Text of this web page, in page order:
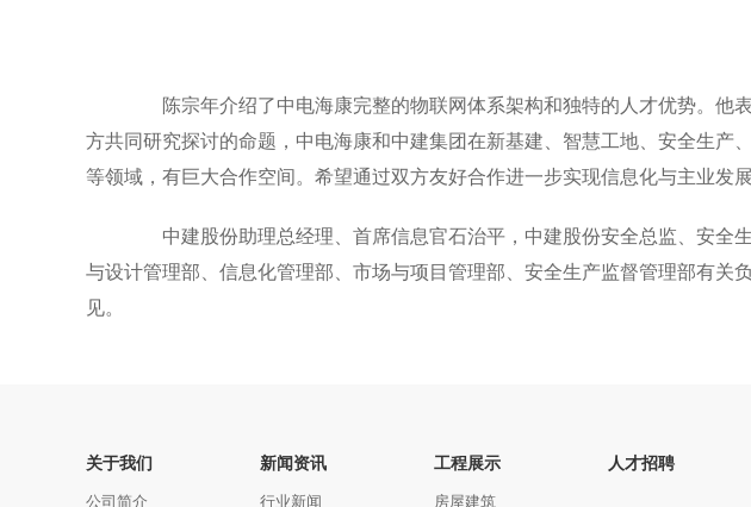
陈宗年介绍了中电海康完整的物联网体系架构和独特的人才优势。他
方共同研究探讨的命题，中电海康和中建集团在新基建、智慧工地、安全生产
等领域，有巨大合作空间。希望通过双方友好合作进一步实现信息化与主业发
中建股份助理总经理、首席信息官石治平，中建股份安全总监、安全
与设计管理部、信息化管理部、市场与项目管理部、安全生产监督管理部有关
见。
关于我们
公司简介
新闻资讯
行业新闻
工程展示
房屋建筑
人才招聘